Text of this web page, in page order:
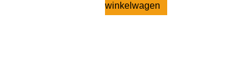
winkelwagen